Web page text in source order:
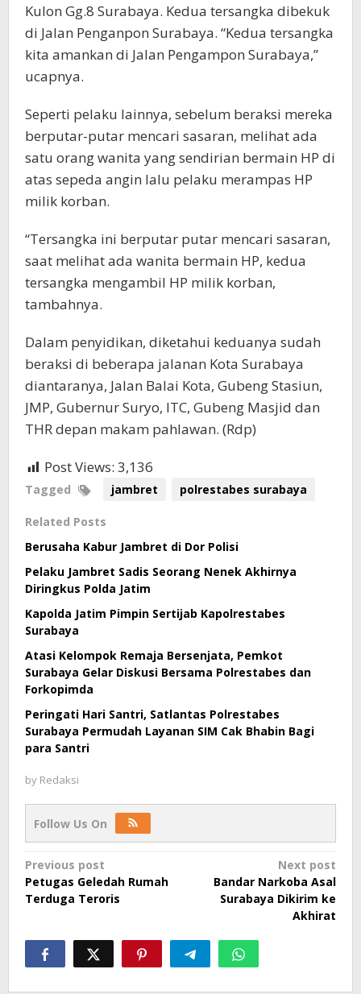
Kulon Gg.8 Surabaya. Kedua tersangka dibekuk
di Jalan Penganpon Surabaya. “Kedua tersangka
kita amankan di Jalan Pengampon Surabaya,”
ucapnya.
Seperti pelaku lainnya, sebelum beraksi mereka
berputar-putar mencari sasaran, melihat ada
satu orang wanita yang sendirian bermain HP di
atas sepeda angin lalu pelaku merampas HP
milik korban.
“Tersangka ini berputar putar mencari sasaran,
saat melihat ada wanita bermain HP, kedua
tersangka mengambil HP milik korban,
tambahnya.
Dalam penyidikan, diketahui keduanya sudah
beraksi di beberapa jalanan Kota Surabaya
diantaranya, Jalan Balai Kota, Gubeng Stasiun,
JMP, Gubernur Suryo, ITC, Gubeng Masjid dan
THR depan makam pahlawan. (Rdp)
Post Views: 3,136
Tagged jambret polrestabes surabaya
Related Posts
Berusaha Kabur Jambret di Dor Polisi
Pelaku Jambret Sadis Seorang Nenek Akhirnya
Diringkus Polda Jatim
Kapolda Jatim Pimpin Sertijab Kapolrestabes
Surabaya
Atasi Kelompok Remaja Bersenjata, Pemkot
Surabaya Gelar Diskusi Bersama Polrestabes dan
Forkopimda
Peringati Hari Santri, Satlantas Polrestabes
Surabaya Permudah Layanan SIM Cak Bhabin Bagi
para Santri
by Redaksi
Follow Us On
Post
navigation
Previous post
Petugas Geledah Rumah
Terduga Teroris
Next post
Bandar Narkoba Asal
Surabaya Dikirim ke
Akhirat